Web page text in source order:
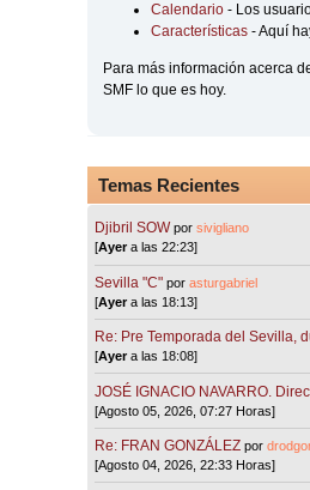
Calendario- Los
Características- Aquí
Para más información acerca
SMF lo que es hoy.
Temas Recientes
Djibril SOW porsivigliano
[Ayera las 22:23]
Sevilla "C"porasturgabriel
[Ayera las 18:13]
Re: Pre Temporada del Sevilla,
[Ayera las 18:08]
JOSÉ IGNACIO NAVARRO.
[Agosto 05, 2026, 07:27 Horas]
Re: FRAN GONZÁLEZ por
[Agosto 04, 2026, 22:33 Horas]